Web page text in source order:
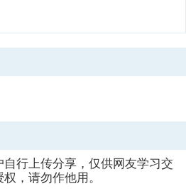
行上传分享，仅供网友学习交
，请勿作他用。